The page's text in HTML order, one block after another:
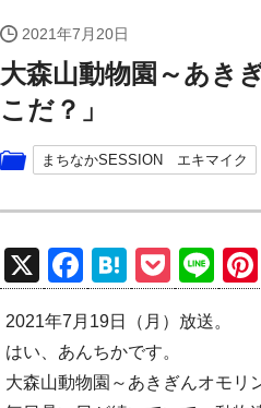
2021年7月20日
大森山動物園～あき
こだ？」
まちなかSESSION エキマイク
X
F
a
c
e
H
at
e
n
P
o
ck
et
Li
n
e
2021年7月19日（月）放送。
はい、あんちかです。
大森山動物園～あきぎんオモリ